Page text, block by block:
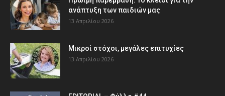
ανάπτυξη των παιδιών µας
13 Απριλίου 2026
Μικροί στόχοι, μεγάλες επιτυχίες
13 Απριλίου 2026